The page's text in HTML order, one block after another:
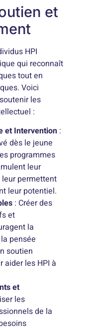
et
HPI
qui reconnaît
tout en
Voici
les
:
et Intervention :
dès le jeune
programmes
leur
permettent
leur potentiel.
: Créer des
et
la
pensée
soutien
aider les HPI à
et
les
de la